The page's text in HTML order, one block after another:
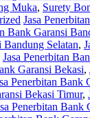
Muka, Surety
Jasa
Bank Garansi
Selatan,
Jasa Penerbitan
Garansi Bekasi,
Penerbitan Bank
Bekasi Timur,
Penerbitan Bank